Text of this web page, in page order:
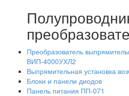
Преобразователь
ВИП-4000УХЛ2
Выпрямительная установка
Блоки и панели диодов
Панель питания ПП-071